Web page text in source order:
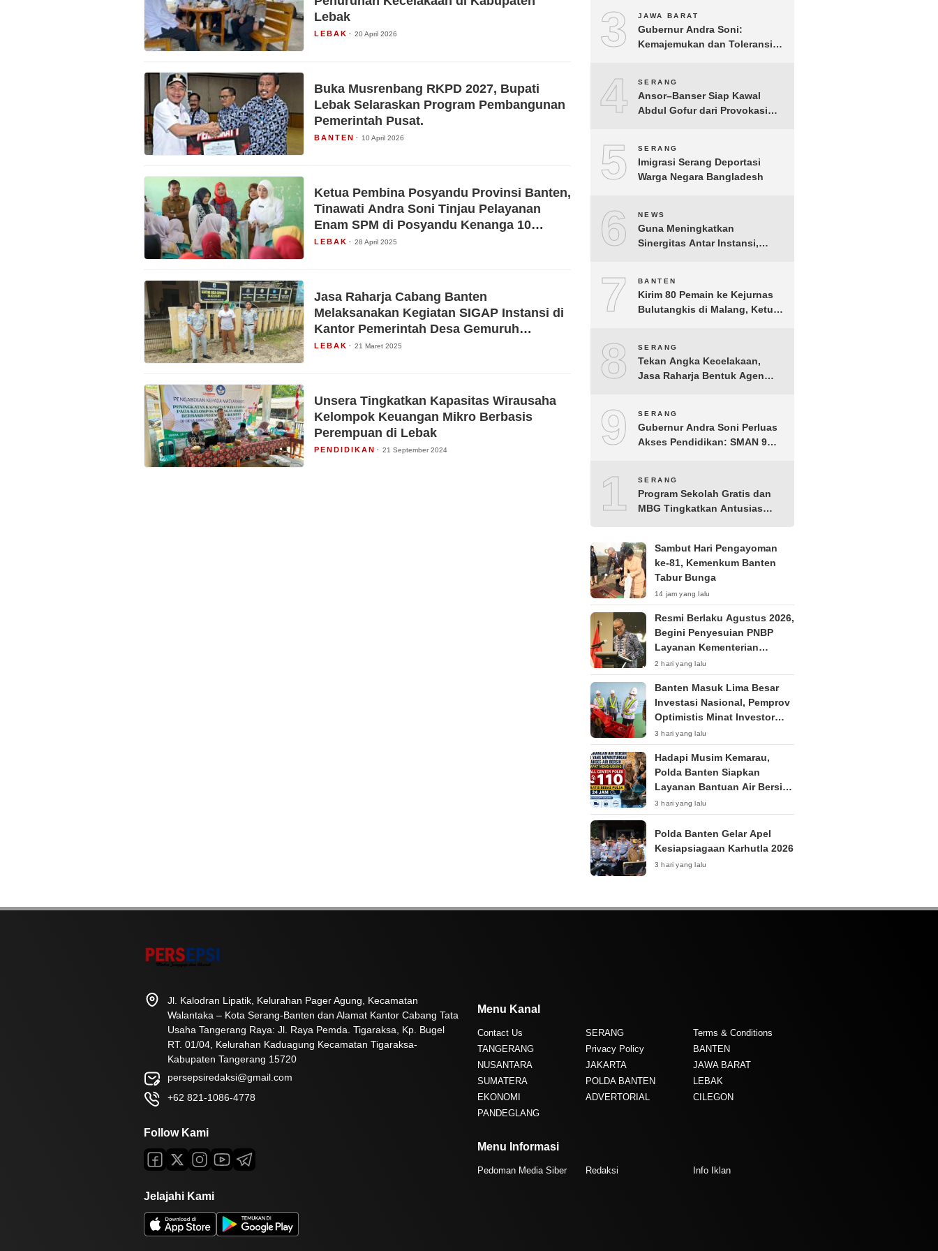
Lebak
LEBAK 20 April 2026
Buka Musrenbang RKPD 2027, Bupati
Lebak Selaraskan Program Pembangunan
Pemerintah Pusat.
BANTEN 10 April 2026
Ketua Pembina Posyandu Provinsi Banten,
Tinawati Andra Soni Tinjau Pelayanan
Enam SPM di Posyandu Kenanga 10
Rangkasbitung Barat
LEBAK 28 April 2025
Jasa Raharja Cabang Banten
Melaksanakan Kegiatan SIGAP Instansi di
Kantor Pemerintah Desa Gemuruh
Kabupaten Lebak
LEBAK 21 Maret 2025
Unsera Tingkatkan Kapasitas Wirausaha
Kelompok Keuangan Mikro Berbasis
Perempuan di Lebak
PENDIDIKAN 21 September 2024
3 JAWA BARAT
Gubernur Andra Soni:
Kemajemukan dan Toleransi
4 SERANG
Ansor–Banser Siap Kawal
Abdul Gofur dari Provokasi
5 SERANG
Imigrasi Serang Deportasi
Warga Negara Bangladesh
6 NEWS
Guna Meningkatkan
Sinergitas Antar Instansi,
Cukai Khusus Kepri
7 BANTEN
Kirim 80 Pemain ke Kejurnas
Bulutangkis di Malang, Ketua
Hasil Terbaik
8 SERANG
Tekan Angka Kecelakaan,
Jasa Raharja Bentuk Agen
Taktakan
9 SERANG
Gubernur Andra Soni Perluas
Akses Pendidikan: SMAN 9
10SERANG
Program Sekolah Gratis dan
MBG Tingkatkan Antusias
Sambut Hari Pengayoman
ke-81, Kemenkum Banten
Tabur Bunga
14 jam yang lalu
Resmi Berlaku Agustus 2026,
Begini Penyesuian PNBP
Layanan Kementerian
Hukum
2 hari yang lalu
Banten Masuk Lima Besar
Investasi Nasional, Pemprov
Optimistis Minat Investor
Terus Tumbuh
3 hari yang lalu
Hadapi Musim Kemarau,
Polda Banten Siapkan
Layanan Bantuan Air Bersih
Melalui 110
3 hari yang lalu
Polda Banten Gelar Apel
Kesiapsiagaan Karhutla 2026
3 hari yang lalu
Jl. Kalodran Lipatik, Kelurahan Pager Agung, Kecamatan
Walantaka – Kota Serang-Banten dan Alamat Kantor Cabang Tata
Usaha Tangerang Raya: Jl. Raya Pemda. Tigaraksa, Kp. Bugel
RT. 01/04, Kelurahan Kaduagung Kecamatan Tigaraksa-
Kabupaten Tangerang 15720
persepsiredaksi@gmail.com
+62 821-1086-4778
Follow Kami
Jelajahi Kami
Menu Kanal
Contact Us SERANG
Terms & Conditions
TANGERANG
Privacy Policy
BANTEN
NUSANTARA
JAKARTA
JAWA BARAT
SUMATERA
POLDA BANTEN
LEBAK
EKONOMI
ADVERTORIAL
CILEGON
PANDEGLANG
Menu Informasi
Pedoman Media Siber Redaksi Info Iklan